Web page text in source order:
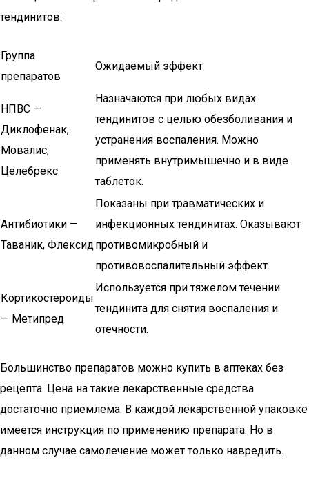
тендинитов:
Группа
препаратов
Ожидаемый эффект
НПВС —
Диклофенак,
Мовалис,
Целебрекс
Назначаются при любых видах
тендинитов с целью обезболивания и
устранения воспаления. Можно
применять внутримышечно и в виде
таблеток.
Антибиотики —
Таваник, Флексид
Показаны при травматических и
инфекционных тендинитах. Оказывают
противомикробный и
противовоспалительный эффект.
Кортикостероиды
— Метипред
Используется при тяжелом течении
тендинита для снятия воспаления и
отечности.
Большинство препаратов можно купить в аптеках без
рецепта. Цена на такие лекарственные средства
достаточно приемлема. В каждой лекарственной упаковке
имеется инструкция по применению препарата. Но в
данном случае самолечение может только навредить.